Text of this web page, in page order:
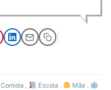
Comida , Escola, Mãe,